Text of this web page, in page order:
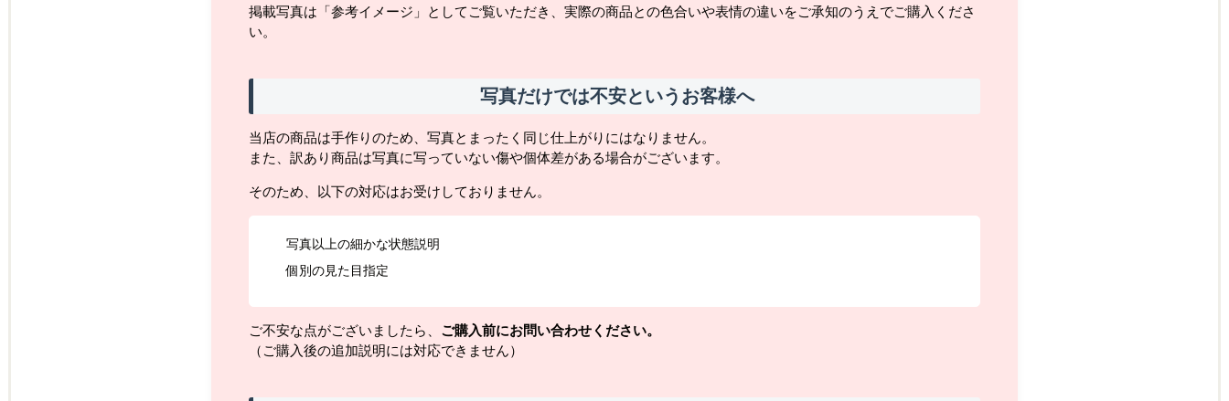
掲載写真は「参考イメージ」としてご覧いただき、実際の商品との色合いや表情の違いをご承知のうえでご購入くださ
い。
写真だけでは不安というお客様へ
当店の商品は手作りのため、写真とまったく同じ仕上がりにはなりません。
また、訳あり商品は写真に写っていない傷や個体差がある場合がございます。
そのため、以下の対応はお受けしておりません。
写真以上の細かな状態説明
個別の見た目指定
ご不安な点がございましたら、 ご購入前にお問い合わせください。
（ご購入後の追加説明には対応できません）